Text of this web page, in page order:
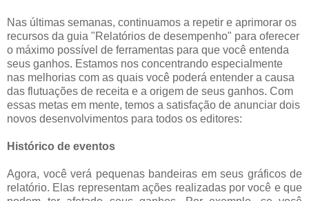
Nas últimas semanas, continuamos a repetir e aprimorar os
recursos da guia "Relatórios de desempenho" para oferecer
o máximo possível de ferramentas para que você entenda
seus ganhos. Estamos nos concentrando especialmente
nas melhorias com as quais você poderá entender a causa
das flutuações de receita e a origem de seus ganhos. Com
essas metas em mente, temos a satisfação de anunciar dois
novos desenvolvimentos para todos os editores:
Histórico de eventos
Agora, você verá pequenas bandeiras em seus gráficos de
relatório. Elas representam ações realizadas por você e que